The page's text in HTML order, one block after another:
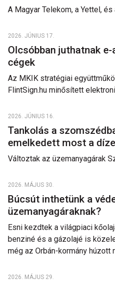
A Magyar Telekom, a Yettel,
2026. JÚNIUS 17.
Olcsóbban juthatnak
cégek
Az MKIK stratégiai
FlintSign.hu minősített
2026. JÚNIUS 16.
Tankolás a
emelkedett most a
Változtak az üzemanyagárak
2026. MÁJUS 30.
Búcsút inthetünk a
üzemanyagáraknak?
Esni kezdtek a világpiaci
benziné és a gázolajé is
még az Orbán-kormány húzott
2026. MÁJUS 29.